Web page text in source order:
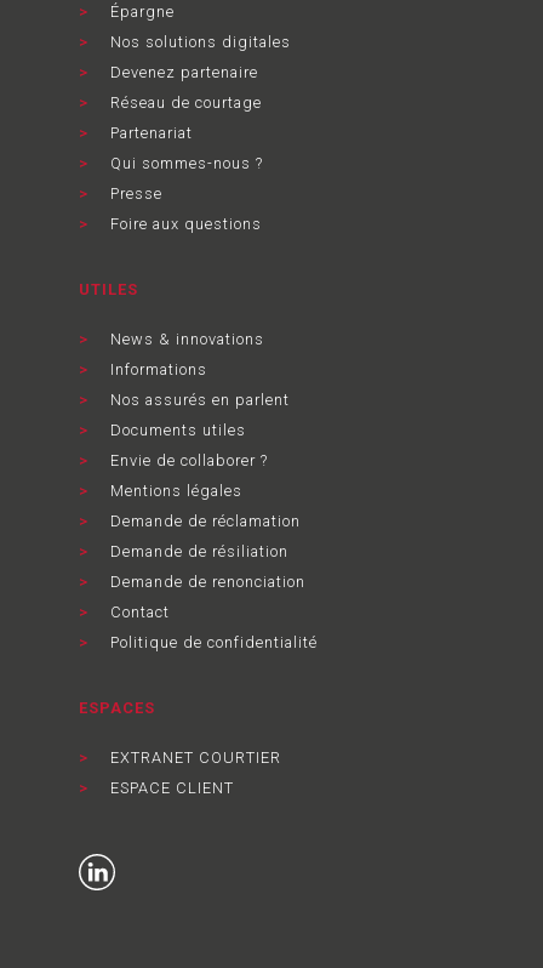
Épargne
Nos solutions digitales
Devenez partenaire
Réseau de courtage
Partenariat
Qui sommes-nous ?
Presse
Foire aux questions
UTILES
News & innovations
Informations
Nos assurés en parlent
Documents utiles
Envie de collaborer ?
Mentions légales
Demande de réclamation
Demande de résiliation
Demande de renonciation
Contact
Politique de confidentialité
ESPACES
EXTRANET COURTIER
ESPACE CLIENT